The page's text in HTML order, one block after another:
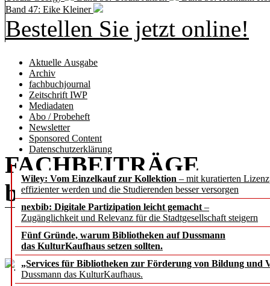
Band 47: Eike Kleiner
Bestellen Sie jetzt online!
Aktuelle Ausgabe
Archiv
fachbuchjournal
Zeitschrift IWP
Mediadaten
Abo / Probeheft
Newsletter
Sponsored Content
Datenschutzerklärung
Wiley: Vom Einzelkauf zur Kollektion – mit kuratierten
effizienter werden und die Studierenden besser versorgen
nexbib: Digitale Partizipation leicht gemacht –
Zugänglichkeit und Relevanz für die Stadtgesellschaft steigern
Fünf Gründe, warum Bibliotheken auf Dussmann
das KulturKaufhaus setzen sollten.
„Services für Bibliotheken zur Förderung von Bildung und
Dussmann das KulturKaufhaus.
FACHBEITRÄGE
b.i.t.online5 / 2025
Ebenen der Integration